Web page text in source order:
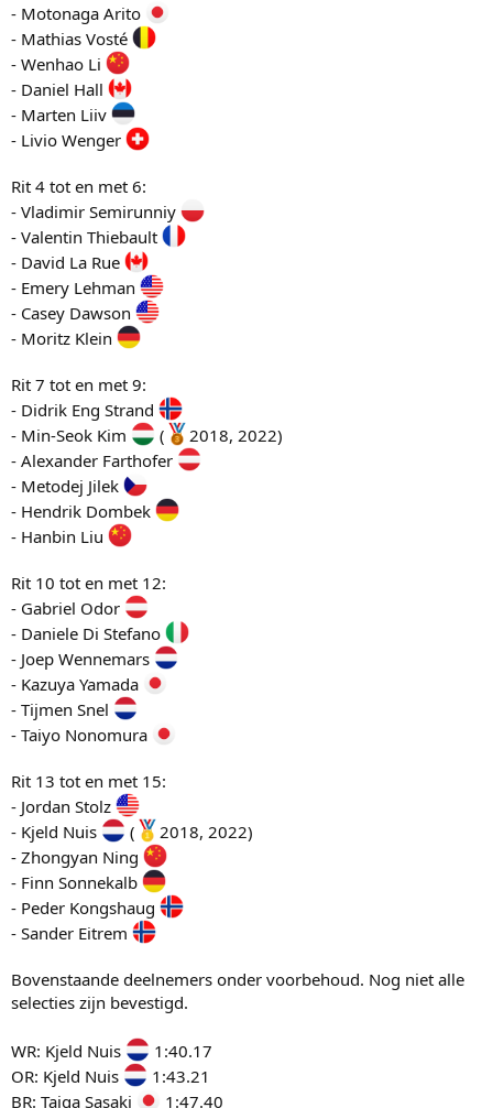
- Motonaga Arito
- Mathias Vosté
- Wenhao Li
- Daniel Hall
- Marten Liiv
- Livio Wenger
Rit 4 tot en met 6:
- Vladimir Semirunniy
- Valentin Thiebault
- David La Rue
- Emery Lehman
- Casey Dawson
- Moritz Klein
Rit 7 tot en met 9:
- Didrik Eng Strand
- Min-Seok Kim
(
2018, 2022)
- Alexander Farthofer
- Metodej Jilek
- Hendrik Dombek
- Hanbin Liu
Rit 10 tot en met 12:
- Gabriel Odor
- Daniele Di Stefano
- Joep Wennemars
- Kazuya Yamada
- Tijmen Snel
- Taiyo Nonomura
Rit 13 tot en met 15:
- Jordan Stolz
- Kjeld Nuis
(
2018, 2022)
- Zhongyan Ning
- Finn Sonnekalb
- Peder Kongshaug
- Sander Eitrem
Bovenstaande deelnemers onder voorbehoud. Nog niet alle
selecties zijn bevestigd.
WR: Kjeld Nuis
1:40.17
OR: Kjeld Nuis
1:43.21
BR: Taiga Sasaki
1:47.40